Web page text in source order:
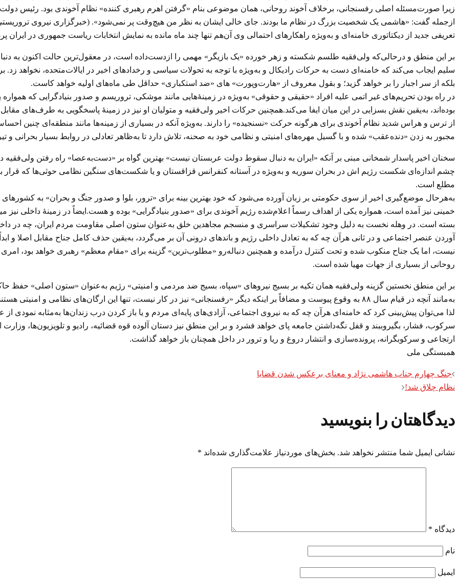
زیرا صورت‌مسئله اصلی رفسنجانی، برخلاف آخوند روحانی، همان موضوعی بنام «گرفتن اهرم رهبری کننده» نظام آخوندی بود. رئیس دولت
تعریفی جدید از دیکتاتوری خامنه‌ای و به‌ویژه راهکارهای احتمالی وی آن‌هم تنها چند ماه مانده به نمایش انتخابات ریاست جمهوری در ایران
بر این منطق و درحالی‌که ولی‌فقیه طلسم شکسته و زهر خورده «یک بازیگر» مهمی را ازدست‌داده است، در معقول‌ترین حالت اکنون به
سلیم ایجاب می‌کند که خامنه‌ای دست به حرکات رادیکال و به‌ویژه با توجه به تحولات سیاسی و رخدادهای اخیر در ایالات‌متحده، نخواهد
بلکه از سر اجبار را بر خواهد گزید؛ و بقول معروف از «هارت‌وپورت» های «ضد استکباری» حداقل طی ماه‌های اولیه خواهد کاست.
در راه بودن تحریم‌های غیر اتمی علیه افراد «حقیقی و حقوقی» به‌ویژه در زمینهٔ‌هایی مانند موشکی، تروریسم و صدور بنیادگرایی که
بوده‌اند، به‌یقین نقش بسزایی در این میان ایفا می‌کند.همچنین حرکات اخیر ولی‌فقیه و متولیان او نیز در زمینهٔ پاسخگویی به طرف‌های
از ترس و هراس شدید نظام آخوندی برای هرگونه حرکت «نسنجیده» را دارند. به‌ویژه آنکه در بسیاری از زمینه‌ها مانند منطقه‌ای چنین
مجبور به زدن «دنده‌عقب» شده و با گسیل مهره‌های امنیتی و نظامی خود به صحنه، تلاش دارد تا به‌ظاهر تعادلی در روابط بسیار بحرانی و
سخنان اخیر پاسدار شمخانی مبنی بر آنکه «ایران به دنبال سقوط دولت عربستان نیست» بهترین گواه بر «دست‌به‌عصا» راه رفتن ولی‌فقیه
چشم اندازه‌ای شکست رژیم اش در بحران سوریه و به‌ویژه در آستانه کنفرانس قزاقستان و یا شکست‌های سنگین نظامی حوثی‌ها که قرار بود
مطلع است.
به‌هرحال موضع‌گیری اخیر از سوی حکومتی بر زبان آورده می‌شود که خود بهترین بینه برای «ترور، بلوا و صدور جنگ و بحران» به
خمینی نیز آمده است، همواره یکی از اهداف رسماً اعلام‌شده رژیم آخوندی برای «صدور بنیادگرایی» بوده و هست.ایضاً در زمینهٔ داخلی
بسته است. در وهله نخست به دلیل وجود تشکیلات سراسری و منسجم مجاهدین خلق به‌عنوان ستون اصلی مقاومت مردم ایران، چه در داخل و
آوردن عنصر اجتماعی و در ثانی هرآن چه که به تعادل داخلی رژیم و باندهای درونی آن بر می‌گردد، به‌یقین حذف کامل جناح مقابل اصلا و
نیست، اما یک جناح منکوب شده و تحت کنترل درآمده و همچنین دنباله‌رو «مطلوب‌ترین» گزینه برای «مقام معظم» رهبری خواهد بود،
روحانی از بسیاری از جهات مهیا شده است.
بر این منطق نخستین گزینه ولی‌فقیه همان تکیه بر بسیج نیروهای «سپاه، بسیج ضد مردمی و امنیتی» رژیم به‌عنوان «ستون اصلی» حفظ
به‌مانند آنچه در قیام سال ۸۸ به وقوع پیوست و مضافاً بر اینکه دیگر «رفسنجانی» نیز در کار نیست، تنها این ارگان‌های نظامی و امنیتی هستند که در نهایت حافظ «تاج و تحت» خامنه‌ای خواهند بود.
لذا می‌توان پیش‌بینی کرد که خامنه‌ای هرآن چه که به نیروی اجتماعی، آزادی‌های پایه‌ای مردم و یا باز کردن درب زندان‌ها به‌مثابه
سرکوب، فشار، بگیروببند و قفل نگه‌داشتن جامعه پای خواهد فشرد و بر این منطق نیز دستان آلوده قوه قضائیه، رادیو و تلویزیون‌ها،
ارتجاعی و سرکوبگرانه، پرونده‌سازی و انتشار دروغ و ریا و ترور در داخل همچنان باز خواهد گذاشت.
همبستگی ملی
Post
navigation
جنگ چهارم جناب هاشمی نژاد و معنای برعکس شدن قضایا
نظام چلاق شد!
دیدگاهتان را بنویسید
نشانی ایمیل شما منتشر نخواهد شد. بخش‌های موردنیاز علامت‌گذاری شده‌اند *
دیدگاه *
نام
ایمیل